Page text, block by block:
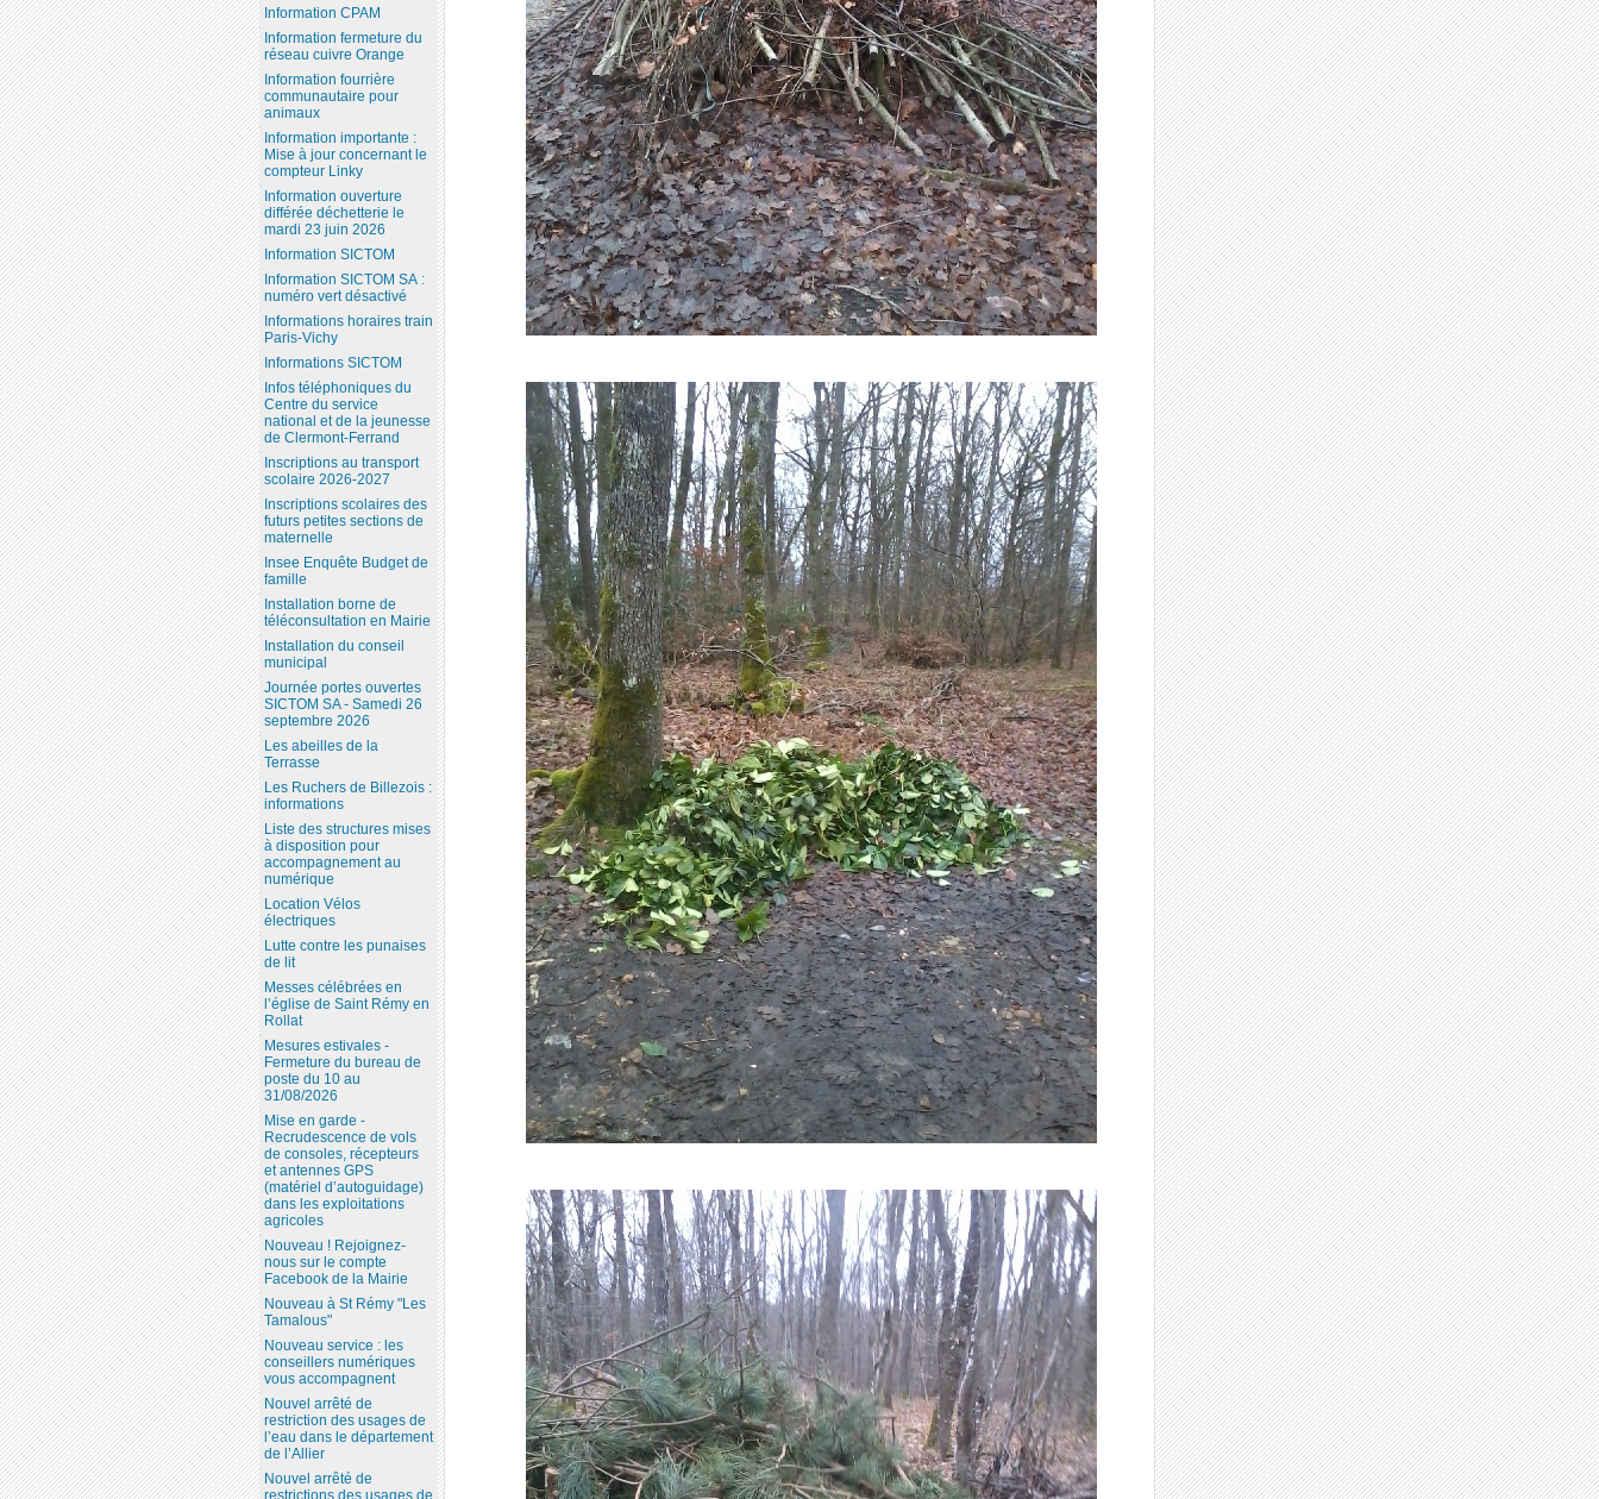
Information CPAM
Information fermeture du
réseau cuivre Orange
Information fourrière
communautaire pour
animaux
Information importante :
Mise à jour concernant le
compteur Linky
Information ouverture
différée déchetterie le
mardi 23 juin 2026
Information SICTOM
Information SICTOM SA :
numéro vert désactivé
Informations horaires train
Paris-Vichy
Informations SICTOM
Infos téléphoniques du
Centre du service
national et de la jeunesse
de Clermont-Ferrand
Inscriptions au transport
scolaire 2026-2027
Inscriptions scolaires des
futurs petites sections de
maternelle
Insee Enquête Budget de
famille
Installation borne de
téléconsultation en Mairie
Installation du conseil
municipal
Journée portes ouvertes
SICTOM SA - Samedi 26
septembre 2026
Les abeilles de la
Terrasse
Les Ruchers de Billezois :
informations
Liste des structures mises
à disposition pour
accompagnement au
numérique
Location Vélos
électriques
Lutte contre les punaises
de lit
Messes célébrées en
l’église de Saint Rémy en
Rollat
Mesures estivales -
Fermeture du bureau de
poste du 10 au
31/08/2026
Mise en garde -
Recrudescence de vols
de consoles, récepteurs
et antennes GPS
(matériel d’autoguidage)
dans les exploitations
agricoles
Nouveau ! Rejoignez-
nous sur le compte
Facebook de la Mairie
Nouveau à St Rémy "Les
Tamalous"
Nouveau service : les
conseillers numériques
vous accompagnent
Nouvel arrêté de
restriction des usages de
l’eau dans le département
de l’Allier
Nouvel arrêté de